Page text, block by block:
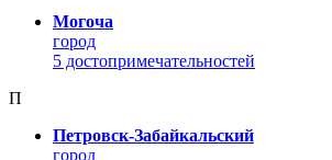
Могоча
город
5 достопримечательностей
П
Петровск-Забайкальский
город